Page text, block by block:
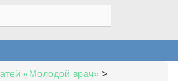
«Молодой врач» >